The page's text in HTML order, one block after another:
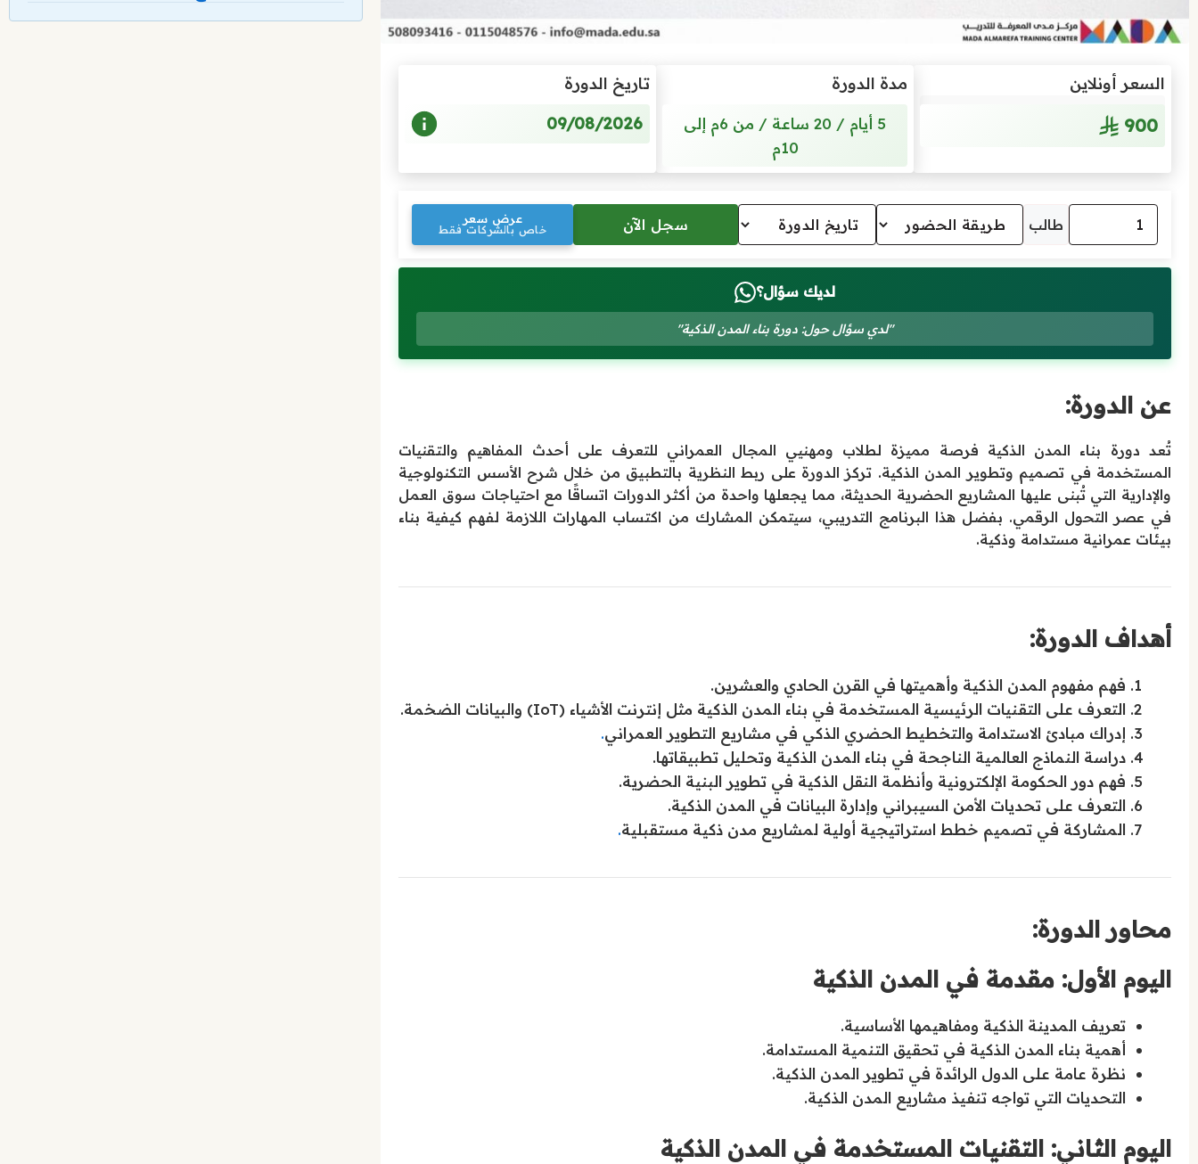
السعر أونلاين
900
مدة الدورة
5 أيام / 20 ساعة / من 6م إلى
10م
تاريخ الدورة
09/08/2026
طالب عرض سعر
خاص بالشركات فقط
لديك سؤال؟
"لدي سؤال حول: دورة بناء المدن الذكية"
عن الدورة:
تُعد دورة بناء المدن الذكية فرصة مميزة لطلاب ومهنيي المجال العمراني للتعرف على أحدث المفاهيم والتقنيات
المستخدمة في تصميم وتطوير المدن الذكية. تركز الدورة على ربط النظرية بالتطبيق من خلال شرح الأسس التكنولوجية
والإدارية التي تُبنى عليها المشاريع الحضرية الحديثة، مما يجعلها واحدة من أكثر الدورات اتساقًا مع احتياجات سوق العمل
في عصر التحول الرقمي. بفضل هذا البرنامج التدريبي، سيتمكن المشارك من اكتساب المهارات اللازمة لفهم كيفية بناء
بيئات عمرانية مستدامة وذكية.
أهداف الدورة:
فهم مفهوم المدن الذكية وأهميتها في القرن الحادي والعشرين.
التعرف على التقنيات الرئيسية المستخدمة في بناء المدن الذكية مثل إنترنت الأشياء (IoT) والبيانات الضخمة.
إدراك مبادئ الاستدامة والتخطيط الحضري الذكي في مشاريع التطوير العمراني.
دراسة النماذج العالمية الناجحة في بناء المدن الذكية وتحليل تطبيقاتها.
فهم دور الحكومة الإلكترونية وأنظمة النقل الذكية في تطوير البنية الحضرية.
التعرف على تحديات الأمن السيبراني وإدارة البيانات في المدن الذكية.
المشاركة في تصميم خطط استراتيجية أولية لمشاريع مدن ذكية مستقبلية.
محاور الدورة:
اليوم الأول: مقدمة في المدن الذكية
تعريف المدينة الذكية ومفاهيمها الأساسية.
أهمية بناء المدن الذكية في تحقيق التنمية المستدامة.
نظرة عامة على الدول الرائدة في تطوير المدن الذكية.
التحديات التي تواجه تنفيذ مشاريع المدن الذكية.
اليوم الثاني: التقنيات المستخدمة في المدن الذكية